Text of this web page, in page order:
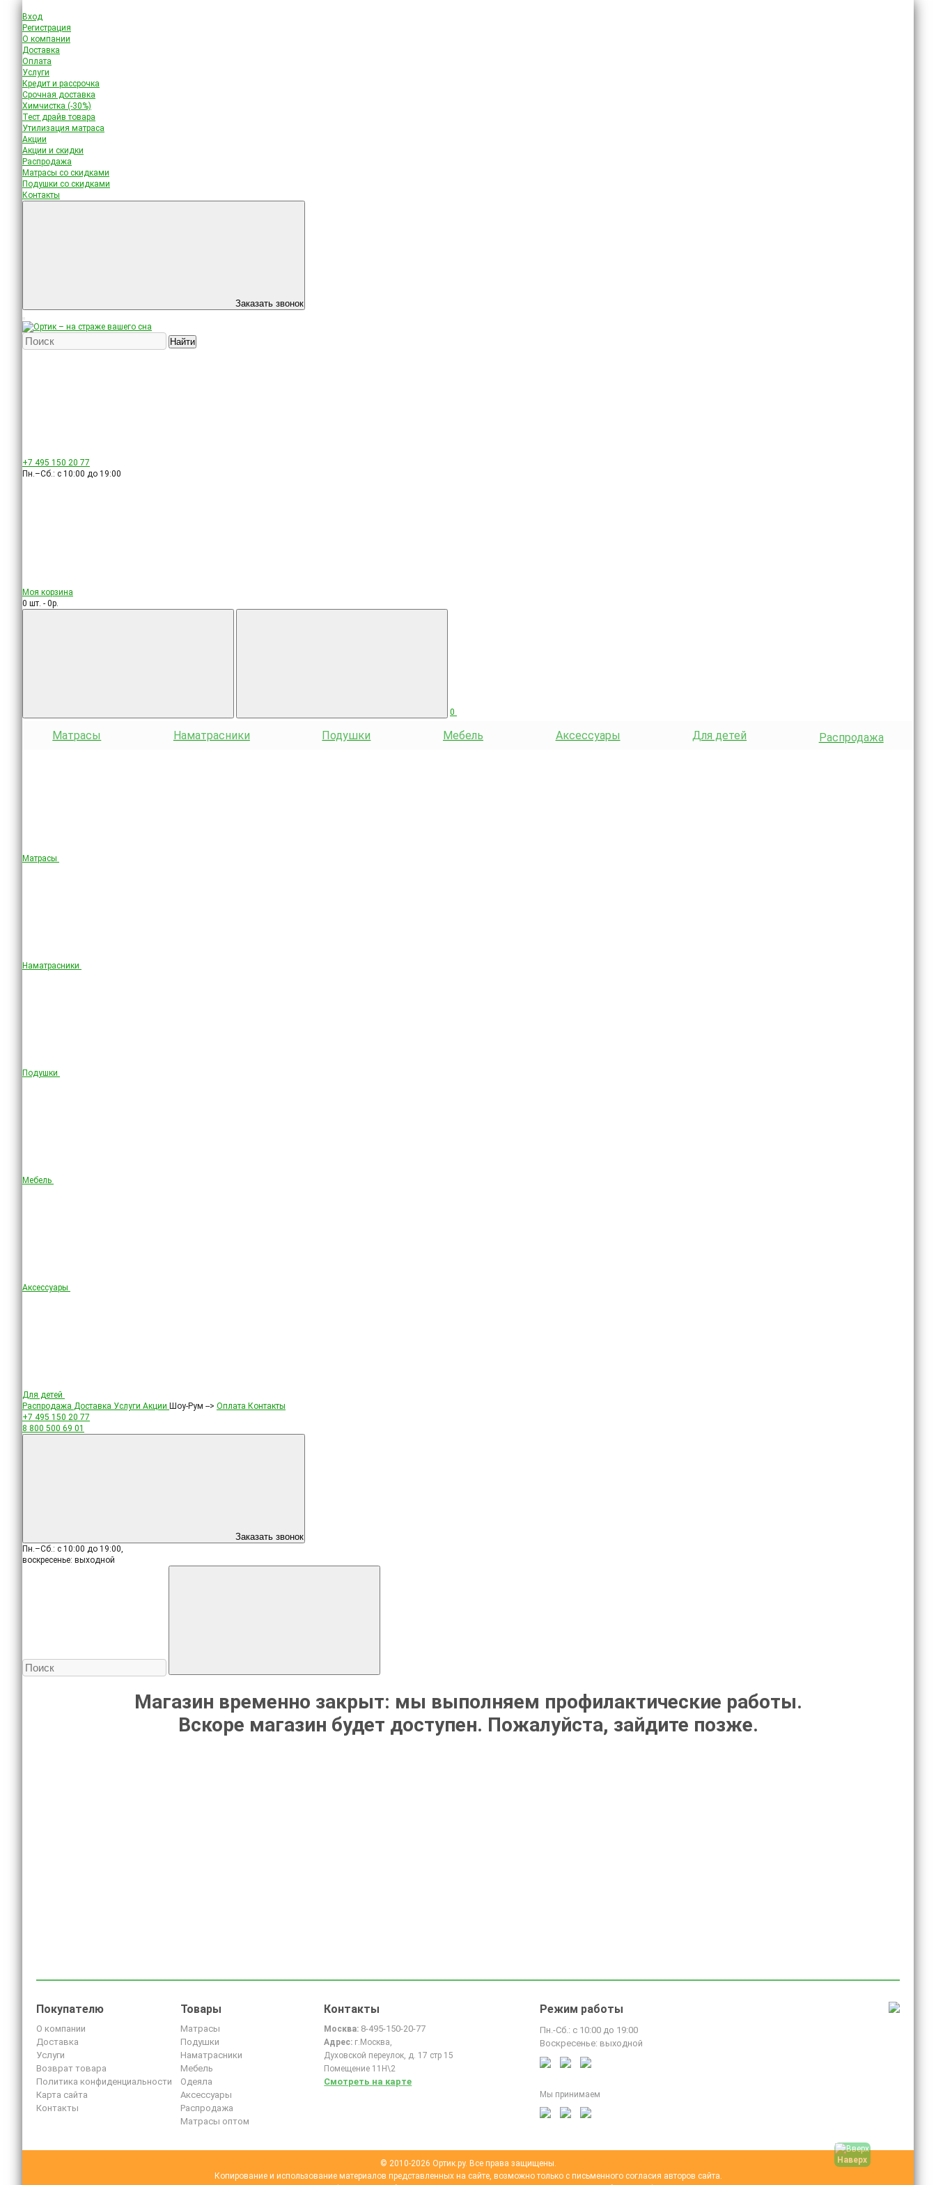
Вход
Регистрация
О компании
Доставка
Оплата
Услуги
Кредит и рассрочка
Срочная доставка
Химчистка (-30%)
Тест драйв товара
Утилизация матраса
Акции
Акции и скидки
Распродажа
Матрасы со скидками
Подушки со скидками
Контакты
Заказать звонок
Найти
+7 495 150 20 77
Пн.–Сб.: с 10:00 до 19:00
Моя корзина
0 шт. - 0р.
0
Матрасы Наматрасники Подушки Мебель Аксессуары Для детей Распродажа
Матрасы
Наматрасники
Подушки
Мебель
Аксессуары
Для детей
Распродажа Доставка Услуги Акции Шоу-Рум --> Оплата Контакты
+7 495 150 20 77
8 800 500 69 01
Заказать звонок
Пн.–Сб.: с 10:00 до 19:00,
воскресенье: выходной
Магазин временно закрыт: мы выполняем профилактические работы.
Вскоре магазин будет доступен. Пожалуйста, зайдите позже.
Покупателю
О компании
Доставка
Услуги
Возврат товара
Политика конфиденциальности
Карта сайта
Контакты
Товары
Матрасы
Подушки
Наматрасники
Мебель
Одеяла
Аксессуары
Распродажа
Матрасы оптом
Контакты
Москва: 8-495-150-20-77
Адрес: г.Москва,
Духовской переулок, д. 17 стр 15
Помещение 11Н\2
Смотреть на карте
Режим работы
Пн.-Сб.: с 10:00 до 19:00
Воскресенье: выходной
Мы принимаем
© 2010-2026 Ортик.ру. Все права защищены.
Копирование и использование материалов представленных на сайте, возможно только с письменного согласия авторов сайта.
Наверх